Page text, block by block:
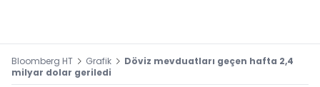
Bloomberg HT Grafik
Döviz mevduatları geçen hafta 2,4
milyar dolar geriledi